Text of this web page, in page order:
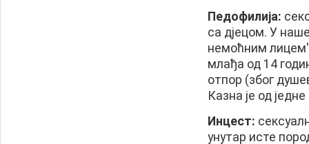
Педофилија:
са дјецом. У
немоћним лицем''
млађа од 14
отпор (због
Казна је од
Инцест:
унутар исте